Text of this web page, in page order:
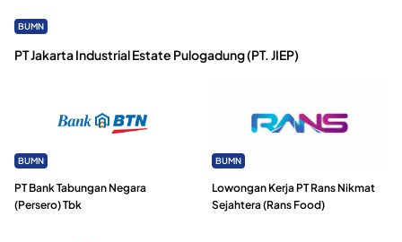
BUMN
PT Jakarta Industrial Estate Pulogadung (PT. JIEP)
BUMN
PT Bank Tabungan Negara
(Persero) Tbk
BUMN
Lowongan Kerja PT Rans Nikmat
Sejahtera (Rans Food)